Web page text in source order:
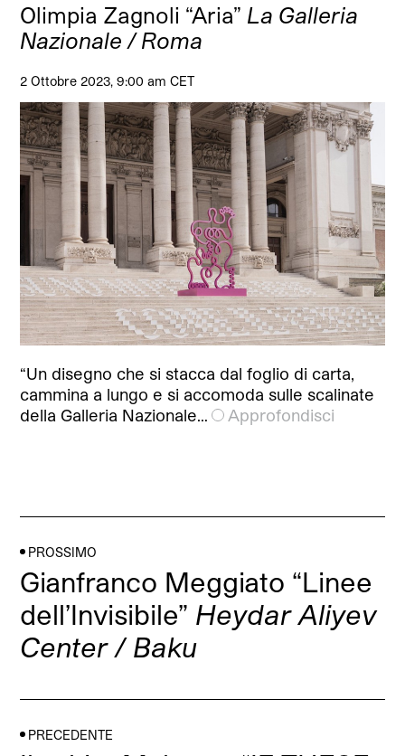
Olimpia Zagnoli “Aria” La Galleria
Nazionale / Roma
2 Ottobre 2023, 9:00 am CET
“Un disegno che si stacca dal foglio di carta,
cammina a lungo e si accomoda sulle scalinate
della Galleria Nazionale…
Approfondisci
PROSSIMO
Gianfranco Meggiato “Linee
dell’Invisibile” Heydar Aliyev
Center / Baku
PRECEDENTE